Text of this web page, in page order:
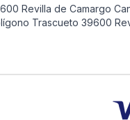
Revilla de Camargo
Trascueto 39600